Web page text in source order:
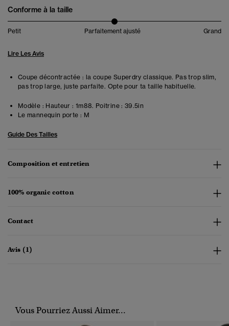
Conforme à la taille
Petit Parfaitement ajusté Grand
Lire Les Avis
Coupe décontractée : la coupe Superdry classique. Pas trop slim,
pas trop large, juste parfaite. Opte pour ta taille habituelle.
Modèle : Hauteur : 1m88. Poitrine : 39.5in
Le mannequin porte : M
Guide Des Tailles
Composition et entretien
100% organic cotton
Contact
Avis (1)
Vous Pourriez Aussi Aimer...